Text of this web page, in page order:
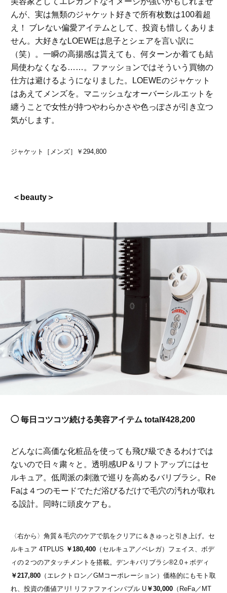
んが、実は無類のジャケット好きで所有枚数は100着超
え！ ブレない偏愛アイテムとして、投資も惜しくありま
せん。大好きなLOEWEは息子とシェアを言い訳に
（笑）。一瞬の高揚感は貰えても、何ターンか着ても結
局使わなくなる……。ファッションではそういう買物の
仕方は避けるようになりました。LOEWEのジャケット
はあえてメンズを。マニッシュなオーバーシルエットを
纏うことで女性が持つやわらかさや色っぽさが引き立つ
気がします。
ジャケット［メンズ］￥294,800
＜beauty＞
◯ 毎日コツコツ続ける美容アイテム total¥428,200
どんなに高価な化粧品を使っても飛び級できるわけでは
ないので日々粛々と。透明感UP＆リフトアップにはセ
ルキュア。低周派の刺激で巡りを高めるバリブラシ。Re
Faは４つのモードでただ浴びるだけで毛穴の汚れが取れ
る設計。同時に頭皮ケアも。
〈右から〉角質＆毛穴のケアで肌をクリアに＆きゅっと引き上げ。セ
ルキュア 4TPLUS ￥180,400（セルキュア／ベレガ）フェイス、ボデ
ィの２つのアタッチメントを搭載。デンキバリブラシ®2.0＋ボディ
￥217,800（エレクトロン／GMコーポレーション）価格的にもモト取
れ、投資の価値アリ! リファファインバブル U￥30,000（ReFa／MT